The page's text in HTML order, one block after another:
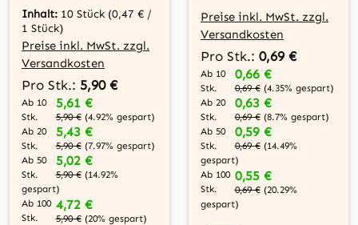
V
Inhalt: 10 Stück (0,47 € /
1 Stück)
Preise inkl. MwSt. zzgl.
Versandkosten
Pro Stk.: 5,90 €
Ab 10
Stk.
5,61 €
5,90 € (4.92% gespart)
Ab 20
Stk.
5,43 €
5,90 € (7.97% gespart)
Ab 50
Stk.
5,02 €
5,90 € (14.92%
gespart)
Ab 100
Stk.
4,72 €
5,90 € (20% gespart)
V
Preise inkl. MwSt. zzgl.
Versandkosten
Pro Stk.: 0,69 €
Ab 10
Stk.
0,66 €
0,69 € (4.35% gespart)
Ab 20
Stk.
0,63 €
0,69 € (8.7% gespart)
Ab 50
Stk.
0,59 €
0,69 € (14.49%
gespart)
Ab 100
Stk.
0,55 €
0,69 € (20.29%
gespart)